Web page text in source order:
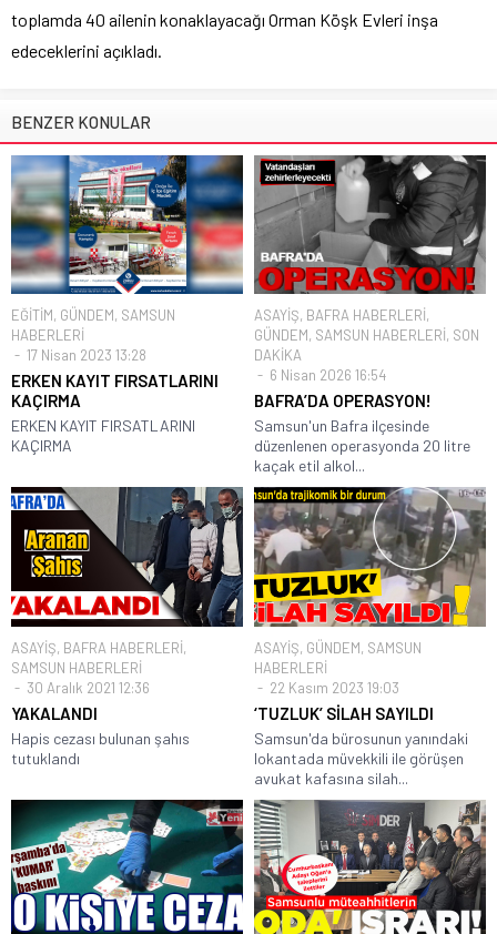
toplamda 40 ailenin konaklayacağı Orman Köşk Evleri inşa
edeceklerini açıkladı.
BENZER KONULAR
EĞİTİM, GÜNDEM, SAMSUN
HABERLERİ
17 Nisan 2023 13:28
ERKEN KAYIT FIRSATLARINI
KAÇIRMA
ERKEN KAYIT FIRSATLARINI
KAÇIRMA
ASAYİŞ, BAFRA HABERLERİ,
GÜNDEM, SAMSUN HABERLERİ, SON
DAKİKA
6 Nisan 2026 16:54
BAFRA’DA OPERASYON!
Samsun'un Bafra ilçesinde
düzenlenen operasyonda 20 litre
kaçak etil alkol...
ASAYİŞ, BAFRA HABERLERİ,
SAMSUN HABERLERİ
30 Aralık 2021 12:36
YAKALANDI
Hapis cezası bulunan şahıs
tutuklandı
ASAYİŞ, GÜNDEM, SAMSUN
HABERLERİ
22 Kasım 2023 19:03
‘TUZLUK’ SİLAH SAYILDI
Samsun'da bürosunun yanındaki
lokantada müvekkili ile görüşen
avukat kafasına silah...